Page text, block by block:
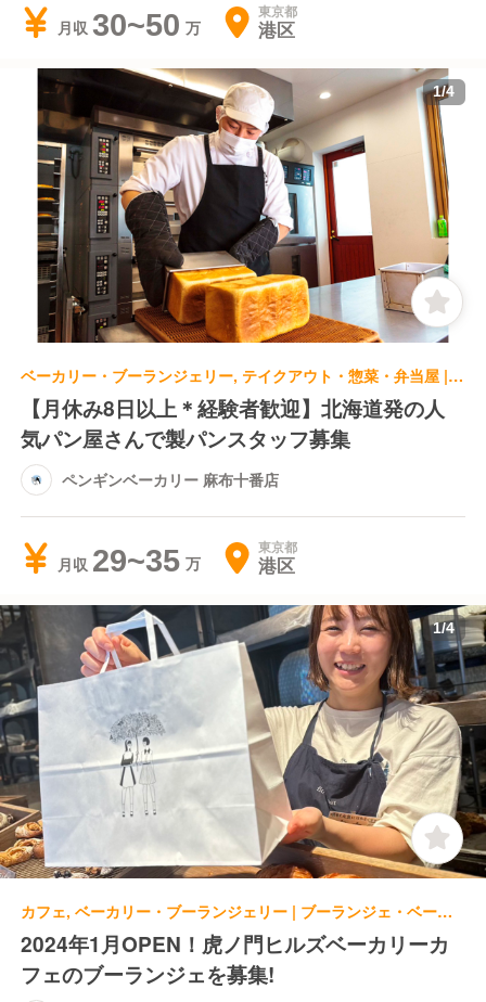
月収 30~50 東京都
港区
1/4
ベーカリー・ブーランジェリー, テイクアウト・惣菜・弁当屋 | ブーランジェ・ベーカー | ペンギンベーカリー 麻布十番店
【月休み8日以上＊経験者歓迎】北海道発の人
気パン屋さんで製パンスタッフ募集
ペンギンベーカリー 麻布十番店
月収 29~35 東京都
港区
1/4
カフェ, ベーカリー・ブーランジェリー | ブーランジェ・ベーカー | flour +water 虎ノ門ヒルズ店
2024年1月OPEN！虎ノ門ヒルズベーカリーカ
フェのブーランジェを募集!